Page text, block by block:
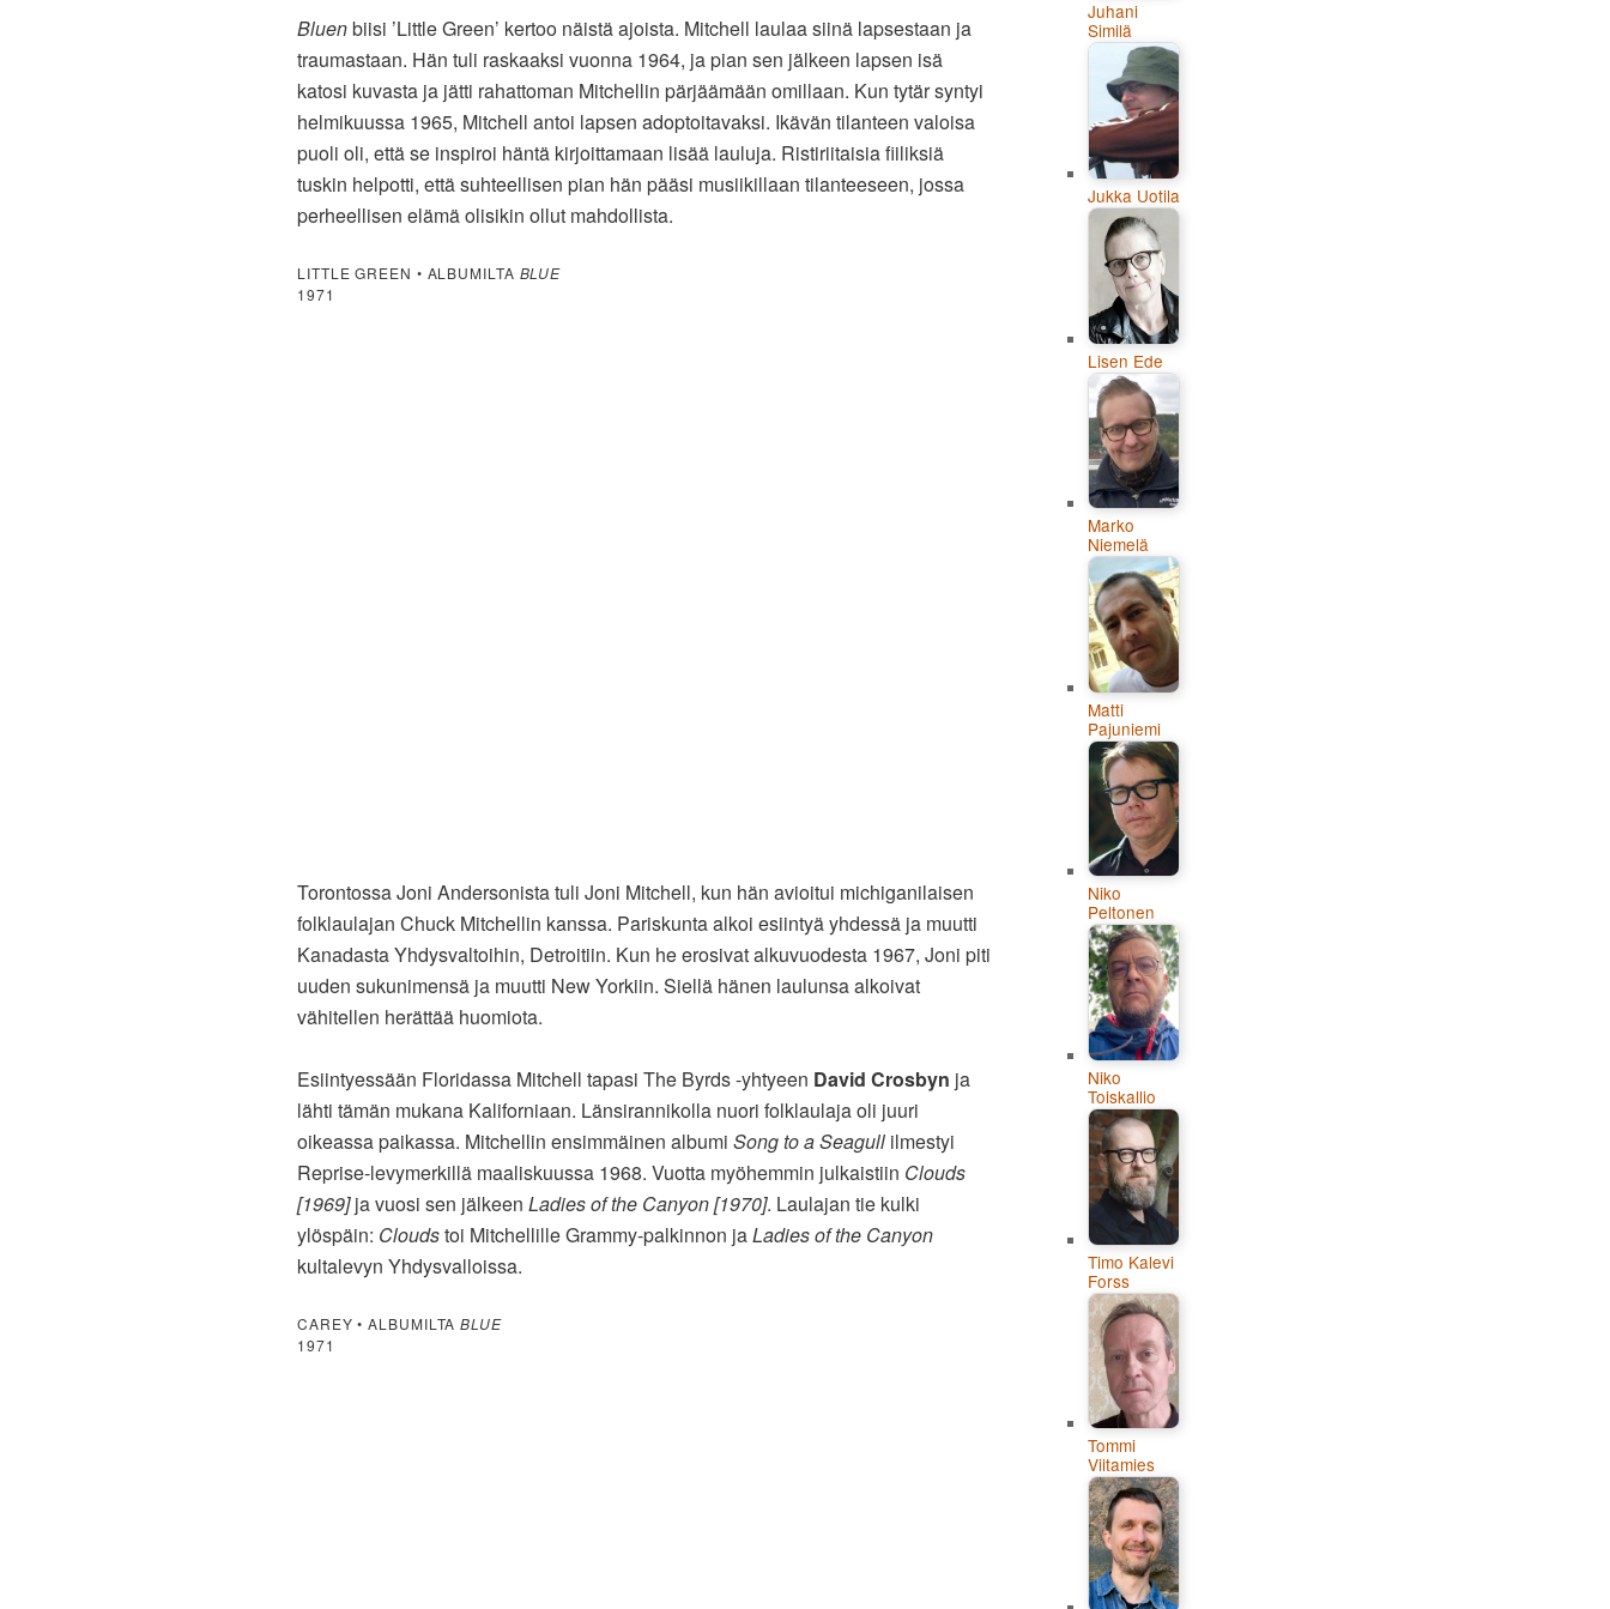
Bluenbiisi ’Little Green’ kertoo näistä ajoista. Mitchell laulaa siinä lapsestaan ja
traumastaan. Hän tuli raskaaksi vuonna 1964, ja pian sen jälkeen lapsen isä
katosi kuvasta ja jätti rahattoman Mitchellin pärjäämään omillaan. Kun tytär syntyi
helmikuussa 1965, Mitchell antoi lapsen adoptoitavaksi. Ikävän tilanteen valoisa
puoli oli, että se inspiroi häntä kirjoittamaan lisää lauluja. Ristiriitaisia fiiliksiä
tuskin helpotti, että suhteellisen pian hän pääsi musiikillaan tilanteeseen, jossa
perheellisen elämä olisikin ollut mahdollista.
LITTLE GREEN • ALBUMILTA BLUE
1971
Torontossa Joni Andersonista tuli Joni Mitchell, kun hän avioitui michiganilaisen
folklaulajan Chuck Mitchellin kanssa. Pariskunta alkoi esiintyä yhdessä ja muutti
Kanadasta Yhdysvaltoihin, Detroitiin. Kun he erosivat alkuvuodesta 1967, Joni piti
uuden sukunimensä ja muutti New Yorkiin. Siellä hänen laulunsa alkoivat
vähitellen herättää huomiota.
Esiintyessään Floridassa Mitchell tapasi The Byrds -yhtyeen David Crosbyn ja
lähti tämän mukana Kaliforniaan. Länsirannikolla nuori folklaulaja oli juuri
oikeassa paikassa. Mitchellin ensimmäinen albumi Song to a Seagull ilmestyi
Reprise-levymerkillä maaliskuussa 1968. Vuotta myöhemmin julkaistiin Clouds
[1969]ja vuosi sen jälkeen Ladies of the Canyon [1970]. Laulajan tie kulki
ylöspäin: Cloudstoi Mitchellille Grammy-palkinnon jaLadies of the Canyon
kultalevyn Yhdysvalloissa.
CAREY • ALBUMILTABLUE
1971
Juhani
Similä
Jukka Uotila
Lisen Ede
Marko
Niemelä
Matti
Pajuniemi
Niko
Peltonen
Niko
Toiskallio
Timo Kalevi
Forss
Tommi
Viitamies